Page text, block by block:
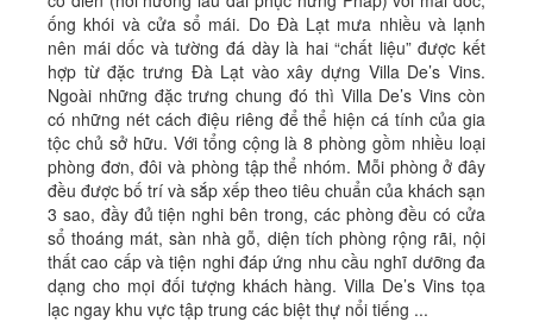
ống khói và cửa sổ mái. Do Đà Lạt mưa nhiều và lạnh
nên mái dốc và tường đá dày là hai “chất liệu” được kết
hợp từ đặc trưng Đà Lạt vào xây dựng Villa De’s Vins.
Ngoài những đặc trưng chung đó thì Villa De’s Vins còn
có những nét cách điệu riêng để thể hiện cá tính của gia
tộc chủ sở hữu. Với tổng cộng là 8 phòng gồm nhiều loại
phòng đơn, đôi và phòng tập thể nhóm. Mỗi phòng ở đây
đều được bố trí và sắp xếp theo tiêu chuẩn của khách sạn
3 sao, đầy đủ tiện nghi bên trong, các phòng đều có cửa
sổ thoáng mát, sàn nhà gỗ, diện tích phòng rộng rãi, nội
thất cao cấp và tiện nghi đáp ứng nhu cầu nghĩ dưỡng đa
dạng cho mọi đối tượng khách hàng. Villa De’s Vins tọa
lạc ngay khu vực tập trung các biệt thự nổi tiếng ...